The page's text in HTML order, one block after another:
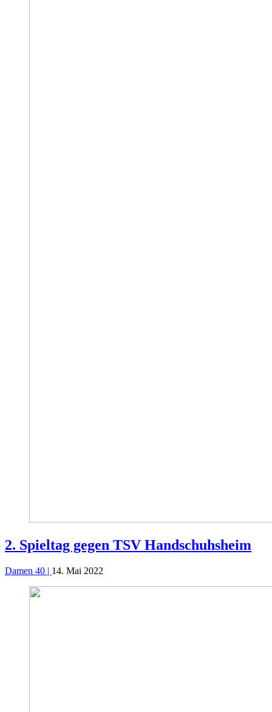
2. Spieltag gegen TSV Handschuhsheim
Damen 40 | 14. Mai 2022